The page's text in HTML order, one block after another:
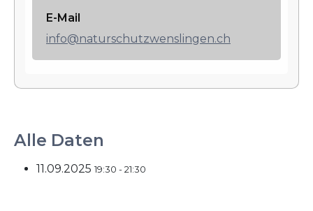
E-Mail
info@naturschutzwenslingen.ch
Alle Daten
11.09.2025 19:30 - 21:30